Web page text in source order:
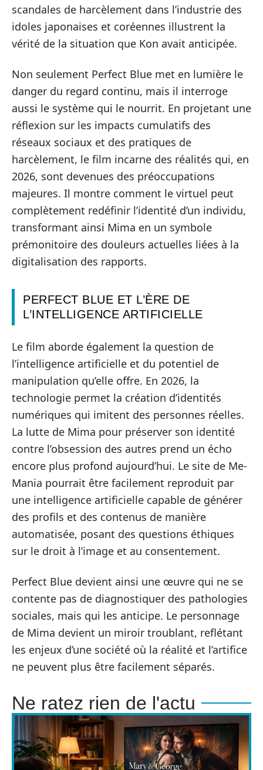
scandales de harcèlement dans l’industrie des
idoles japonaises et coréennes illustrent la
vérité de la situation que Kon avait anticipée.
Non seulement Perfect Blue met en lumière le
danger du regard continu, mais il interroge
aussi le système qui le nourrit. En projetant une
réflexion sur les impacts cumulatifs des
réseaux sociaux et des pratiques de
harcèlement, le film incarne des réalités qui, en
2026, sont devenues des préoccupations
majeures. Il montre comment le virtuel peut
complètement redéfinir l’identité d’un individu,
transformant ainsi Mima en un symbole
prémonitoire des douleurs actuelles liées à la
digitalisation des rapports.
PERFECT BLUE ET L’ÈRE DE
L’INTELLIGENCE ARTIFICIELLE
Le film aborde également la question de
l’intelligence artificielle et du potentiel de
manipulation qu’elle offre. En 2026, la
technologie permet la création d’identités
numériques qui imitent des personnes réelles.
La lutte de Mima pour préserver son identité
contre l’obsession des autres prend un écho
encore plus profond aujourd’hui. Le site de Me-
Mania pourrait être facilement reproduit par
une intelligence artificielle capable de générer
des profils et des contenus de manière
automatisée, posant des questions éthiques
sur le droit à l’image et au consentement.
Perfect Blue devient ainsi une œuvre qui ne se
contente pas de diagnostiquer des pathologies
sociales, mais qui les anticipe. Le personnage
de Mima devient un miroir troublant, reflétant
les enjeux d’une société où la réalité et l’artifice
ne peuvent plus être facilement séparés.
Ne ratez rien de l'actu